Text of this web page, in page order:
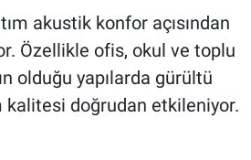
akustik konfor açısından
Özellikle ofis, okul ve toplu
olduğu yapılarda gürültü
kalitesi doğrudan etkileniyor.